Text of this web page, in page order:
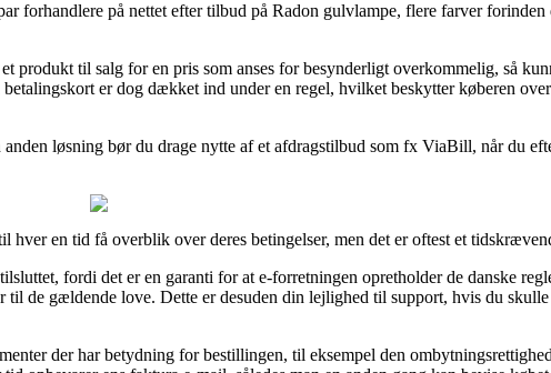
forhandlere på nettet efter tilbud på Radon gulvlampe, flere farver forinden
produkt til salg for en pris som anses for besynderligt overkommelig, så
er dog dækket ind under en regel, hvilket beskytter køberen
løsning bør du drage nytte af et afdragstilbud som fx ViaBill, når du
en tid få overblik over deres betingelser, men det er oftest et
fordi det er en garanti for at e-forretningen opretholder de danske
de gældende love. Dette er desuden din lejlighed til support, hvis du
der har betydning for bestillingen, til eksempel den